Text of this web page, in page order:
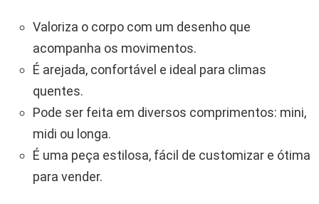
Valoriza o corpo com um desenho que
acompanha os movimentos.
É arejada, confortável e ideal para climas
quentes.
Pode ser feita em diversos comprimentos: mini,
midi ou longa.
É uma peça estilosa, fácil de customizar e ótima
para vender.